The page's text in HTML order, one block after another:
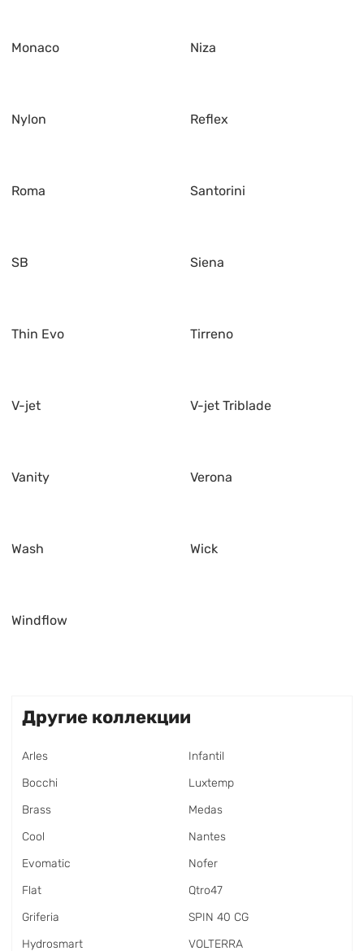
Monaco Niza
Nylon Reflex
Roma Santorini
SB Siena
Thin Evo Tirreno
V-jet V-jet Triblade
Vanity Verona
Wash Wick
Windflow
Другие коллекции
Arles
Bocchi
Brass
Cool
Evomatic
Flat
Griferia
Hydrosmart
Infantil
Luxtemp
Medas
Nantes
Nofer
Qtro47
SPIN 40 CG
VOLTERRA